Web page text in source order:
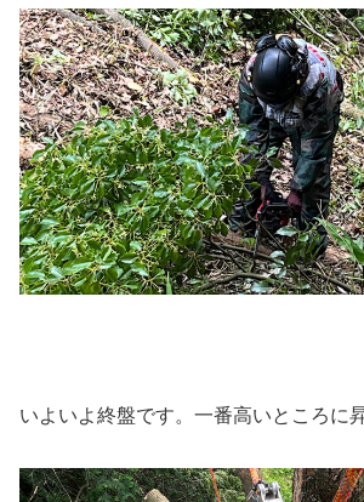
いよいよ終盤です。一番高いところに